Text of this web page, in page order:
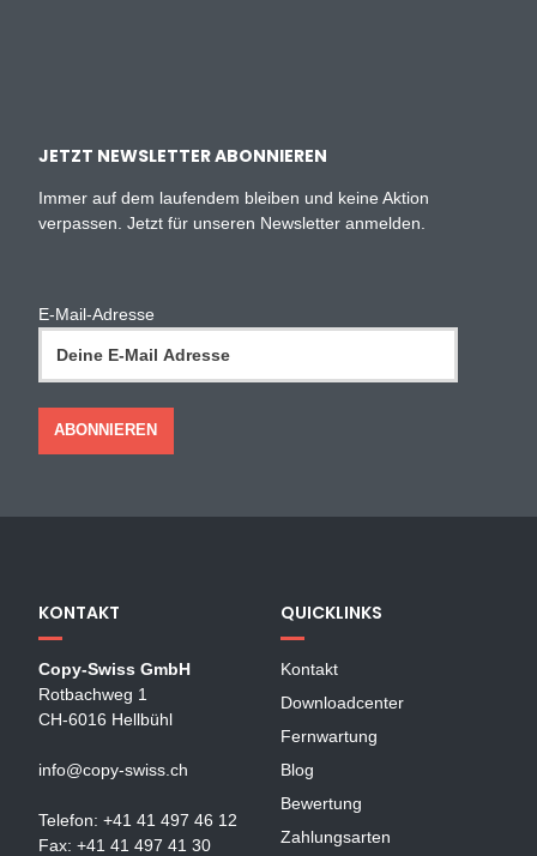
JETZT NEWSLETTER ABONNIEREN
Immer auf dem laufendem bleiben und keine Aktion
verpassen. Jetzt für unseren Newsletter anmelden.
E-Mail-Adresse
KONTAKT
Copy-Swiss GmbH
Rotbachweg 1
CH-6016 Hellbühl
info@copy-swiss.ch
Telefon: +41 41 497 46 12
Fax: +41 41 497 41 30
QUICKLINKS
Kontakt
Downloadcenter
Fernwartung
Blog
Bewertung
Zahlungsarten